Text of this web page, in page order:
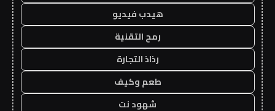
هيدب فيديو
رمح التقنية
رذاذ التجارة
طعم وكيف
شهود نت